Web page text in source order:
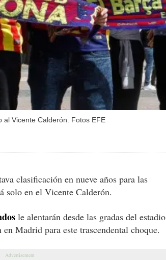
al Vicente Calderón. Fotos EFE
clasificación en nueve años para las
solo en el Vicente Calderón.
le alentarán desde las gradas del estadio
Madrid para este trascendental choque.